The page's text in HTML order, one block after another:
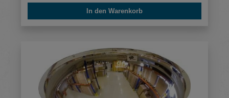
In den Warenkorb